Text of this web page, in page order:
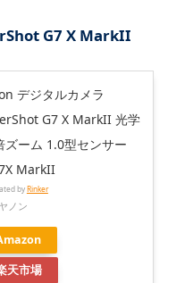
G7 X MarkII
デジタルカメラ
G7 X MarkII 光学
ズーム 1.0型センサー
MarkII
byRinker
ノン
天市場